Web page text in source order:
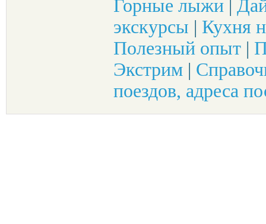
Горные лыжи |
экскурсы | Кухня
Полезный опыт |
Экстрим |
поездов, адреса